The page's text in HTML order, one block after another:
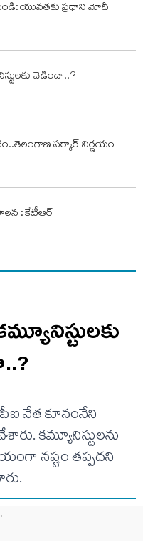
యువతకు ప్రధాని మోదీ
చెడిందా..?
సర్కార్ నిర్ణయం
: కేటీఆర్
నేత కూనంనేని
కమ్యూనిస్టులను
నష్టం తప్పదని